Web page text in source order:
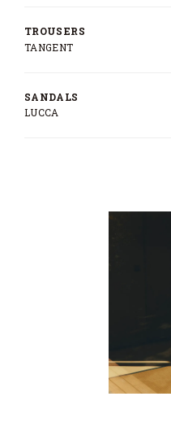
TROUSERS
TANGENT
SANDALS
LUCCA